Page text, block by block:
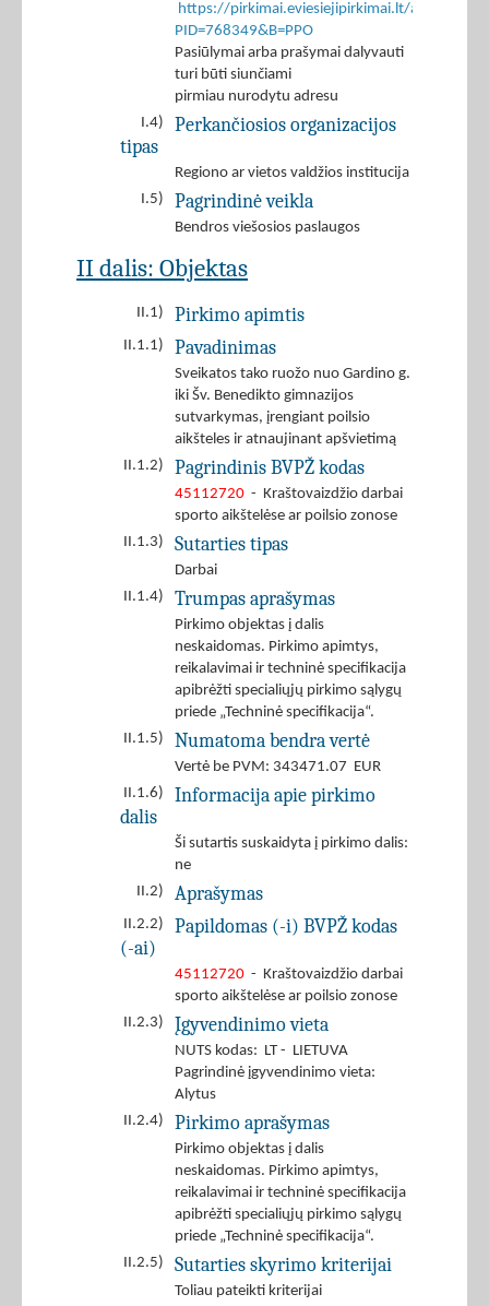
https://pirkimai.eviesiejipirkimai.lt/app/rfq/
PID=768349&B=PPO
Pasiūlymai arba prašymai dalyvauti
turi būti siunčiami
pirmiau nurodytu adresu
I.4)
Perkančiosios organizacijos
tipas
Regiono ar vietos valdžios institucija
I.5)
Pagrindinė veikla
Bendros viešosios paslaugos
II dalis: Objektas
II.1) Pirkimo apimtis
II.1.1) Pavadinimas
Sveikatos tako ruožo nuo Gardino g.
iki Šv. Benedikto gimnazijos
sutvarkymas, įrengiant poilsio
aikšteles ir atnaujinant apšvietimą
II.1.2)
Pagrindinis BVPŽ kodas
45112720 - Kraštovaizdžio darbai
sporto aikštelėse ar poilsio zonose
II.1.3)
Sutarties tipas
Darbai
II.1.4)
Trumpas aprašymas
Pirkimo objektas į dalis
neskaidomas. Pirkimo apimtys,
reikalavimai ir techninė specifikacija
apibrėžti specialiųjų pirkimo sąlygų
priede „Techninė specifikacija“.
II.1.5)
Numatoma bendra vertė
Vertė be PVM: 343471.07 EUR
II.1.6)
Informacija apie pirkimo
dalis
Ši sutartis suskaidyta į pirkimo dalis:
ne
II.2)
Aprašymas
II.2.2)
Papildomas (-i) BVPŽ kodas
(-ai)
45112720 - Kraštovaizdžio darbai
sporto aikštelėse ar poilsio zonose
II.2.3)
Įgyvendinimo vieta
NUTS kodas: LT - LIETUVA
Pagrindinė įgyvendinimo vieta:
Alytus
II.2.4)
Pirkimo aprašymas
Pirkimo objektas į dalis
neskaidomas. Pirkimo apimtys,
reikalavimai ir techninė specifikacija
apibrėžti specialiųjų pirkimo sąlygų
priede „Techninė specifikacija“.
II.2.5)
Sutarties skyrimo kriterijai
Toliau pateikti kriterijai